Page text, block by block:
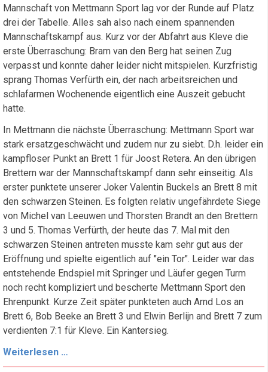
Mannschaft von Mettmann Sport lag vor der Runde auf Platz
drei der Tabelle. Alles sah also nach einem spannenden
Mannschaftskampf aus. Kurz vor der Abfahrt aus Kleve die
erste Überraschung: Bram van den Berg hat seinen Zug
verpasst und konnte daher leider nicht mitspielen. Kurzfristig
sprang Thomas Verfürth ein, der nach arbeitsreichen und
schlafarmen Wochenende eigentlich eine Auszeit gebucht
hatte.
In Mettmann die nächste Überraschung: Mettmann Sport war
stark ersatzgeschwächt und zudem nur zu siebt. D.h. leider ein
kampfloser Punkt an Brett 1 für Joost Retera. An den übrigen
Brettern war der Mannschaftskampf dann sehr einseitig. Als
erster punktete unserer Joker Valentin Buckels an Brett 8 mit
den schwarzen Steinen. Es folgten relativ ungefährdete Siege
von Michel van Leeuwen und Thorsten Brandt an den Brettern
3 und 5. Thomas Verfürth, der heute das 7. Mal mit den
schwarzen Steinen antreten musste kam sehr gut aus der
Eröffnung und spielte eigentlich auf "ein Tor". Leider war das
entstehende Endspiel mit Springer und Läufer gegen Turm
noch recht kompliziert und bescherte Mettmann Sport den
Ehrenpunkt. Kurze Zeit später punkteten auch Arnd Los an
Brett 6, Bob Beeke an Brett 3 und Elwin Berlijn and Brett 7 zum
verdienten 7:1 für Kleve. Ein Kantersieg.
Weiterlesen …
Spieltag